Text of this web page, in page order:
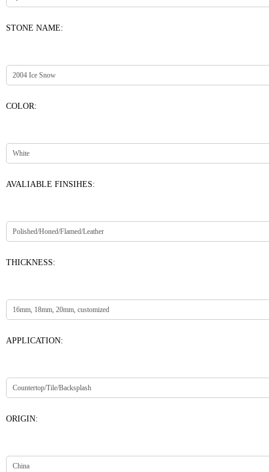
STONE NAME:
COLOR:
AVALIABLE FINSIHES:
THICKNESS:
APPLICATION:
ORIGIN: